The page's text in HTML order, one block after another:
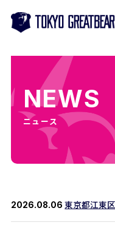
NEWS
ニュース
2026.08.06 東京都江東